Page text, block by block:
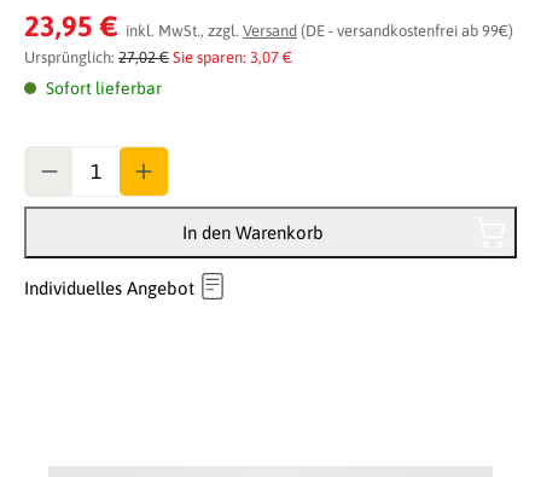
Durchschnittliche Bewertung von 0 von 5 Sternen
23,95 € inkl. MwSt., zzgl. Versand (DE - versandkostenfrei ab 99€)
Ursprünglich: 27,02 € Sie sparen: 3,07 €
Sofort lieferbar
In den Warenkorb
Individuelles Angebot